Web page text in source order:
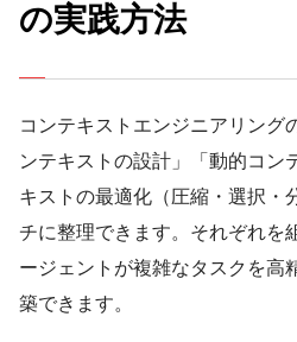
の実践方法
コンテキストエンジニアリング
ンテキストの設計」「動的コン
キストの最適化（圧縮・選択・
チに整理できます。それぞれを
ージェントが複雑なタスクを高
築できます。